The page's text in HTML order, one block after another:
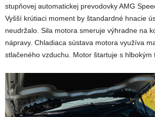
stupňovej automatickej prevodovky AMG
Vyšší krútiaci moment by štandardné hnacie
neudržalo. Sila motora smeruje výhradne na
nápravy. Chladiaca sústava motora využíva
stlačeného vzduchu. Motor štartuje s hlbokým